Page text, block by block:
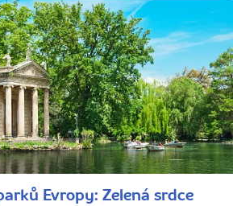
Evropy: Zelená srdce